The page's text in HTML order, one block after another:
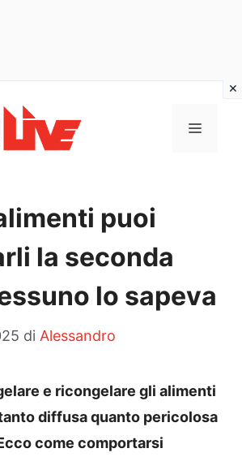
MENU
puoi
la seconda
lo sapeva
di Alessandro
e ricongelare gli alimenti
diffusa quanto pericolosa
come comportarsi